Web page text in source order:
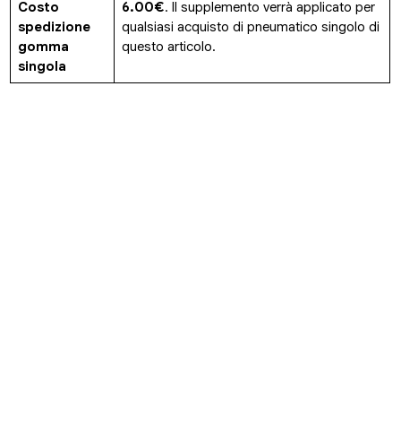
Costo
spedizione
gomma
singola
6.00€. Il supplemento verrà applicato per
qualsiasi acquisto di pneumatico singolo di
questo articolo.